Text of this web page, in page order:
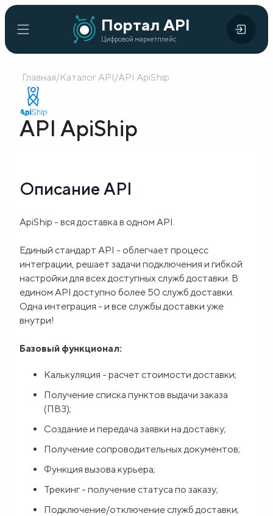
Портал API
Цифровой маркетплейс
Портал
API
Цифровой
маркетплейс
Главная
Каталог
API
внедрения
Готовые
решения
Блог
нас
Главная/Каталог API/API ApiShip
API ApiShip
Описание API
ApiShip - вся доставка в одном API.
Единый стандарт API - облегчает процесс
интеграции, решает задачи подключения и гибкой
настройки для всех доступных служб доставки. В
едином API доступно более 50 служб доставки.
Одна интеграция - и все службы доставки уже
внутри!
Базовый функционал:
Калькуляция - расчет стоимости доставки;
Получение списка пунктов выдачи заказа
(ПВЗ);
Создание и передача заявки на доставку;
Получение сопроводительных документов;
Функция вызова курьера;
Трекинг - получение статуса по заказу;
Подключение/отключение служб доставки;